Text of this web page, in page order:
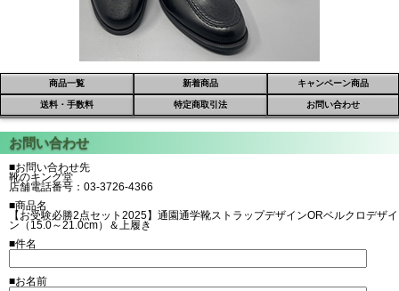
商品一覧 新着商品 キャンペーン商品
送料・手数料 特定商取引法 お問い合わせ
■お問い合わせ先
靴のキング堂
店舗電話番号：03-3726-4366
■商品名
【お受験必勝2点セット2025】通園通学靴ストラップデザインORベルクロデザイ
ン（15.0～21.0cm）＆上履き
■件名
■お名前